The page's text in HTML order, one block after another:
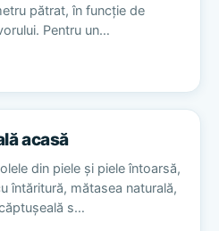
pătrat, în funcție de
Pentru un…
acasă
din piele și piele întoarsă,
întăritură, mătasea naturală,
s…